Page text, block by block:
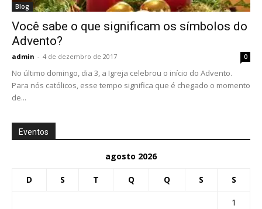
Blog
Você sabe o que significam os símbolos do
Advento?
admin - 4 de dezembro de 2017 0
No último domingo, dia 3, a Igreja celebrou o início do Advento.
Para nós católicos, esse tempo significa que é chegado o momento
de...
Eventos
agosto 2026
D S T Q Q S S
1